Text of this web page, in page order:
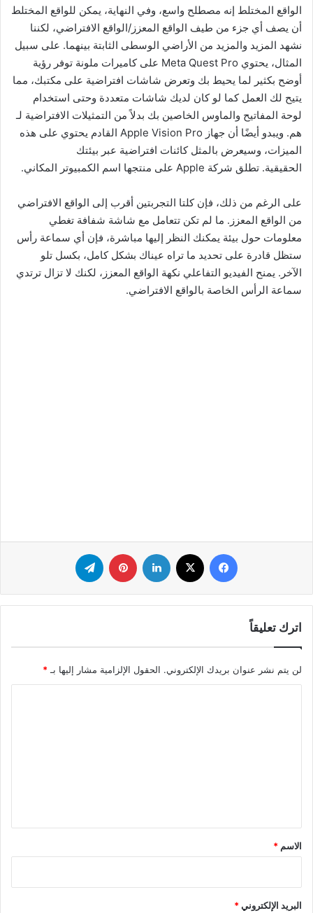
الواقع المختلط إنه مصطلح واسع، وفي النهاية، يمكن للواقع المختلط
أن يصف أي جزء من طيف الواقع المعزز/الواقع الافتراضي، لكننا
نشهد المزيد والمزيد من الأراضي الوسطى الثابتة بينهما. على سبيل
المثال، يحتوي Meta Quest Pro على كاميرات ملونة توفر رؤية
أوضح بكثير لما يحيط بك وتعرض شاشات افتراضية على مكتبك، مما
يتيح لك العمل كما لو كان لديك شاشات متعددة وحتى استخدام
لوحة المفاتيح والماوس الخاصين بك بدلاً من التمثيلات الافتراضية لـ
هم. ويبدو أيضًا أن جهاز Apple Vision Pro القادم يحتوي على هذه
الميزات، وسيعرض بالمثل كائنات افتراضية عبر بيئتك
الحقيقية. تطلق شركة Apple على منتجها اسم الكمبيوتر المكاني.
على الرغم من ذلك، فإن كلتا التجربتين أقرب إلى الواقع الافتراضي
من الواقع المعزز. ما لم تكن تتعامل مع شاشة شفافة تغطي
معلومات حول بيئة يمكنك النظر إليها مباشرة، فإن أي سماعة رأس
ستظل قادرة على تحديد ما تراه عيناك بشكل كامل، بكسل تلو
الآخر. يمنح الفيديو التفاعلي نكهة الواقع المعزز، لكنك لا تزال ترتدي
سماعة الرأس الخاصة بالواقع الافتراضي.
فيسبوك لينكدإن بينتيريست
اترك تعليقاً
لن يتم نشر عنوان بريدك الإلكتروني. الحقول الإلزامية مشار إليها بـ*
*
الاسم *
البريد الإلكتروني*